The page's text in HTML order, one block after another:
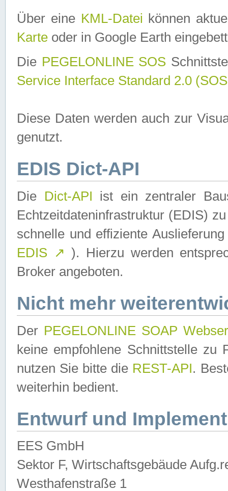
Über eine KML-Datei können
Karte oder in Google Earth
Die PEGELONLINE SOS
Service Interface Standard 2.0
Diese Daten werden auch zur
genutzt.
EDIS Dict-API
Die Dict-API ist ein zentraler
Echtzeitdateninfrastruktur (EDIS)
schnelle und effiziente
EDIS ↗ ). Hierzu werden
Broker angeboten.
Nicht mehr
Der PEGELONLINE SOAP
keine empfohlene Schnittstelle zu
nutzen Sie bitte die REST-API.
weiterhin bedient.
Entwurf und
EES GmbH
Sektor F, Wirtschaftsgebäude
Westhafenstraße 1